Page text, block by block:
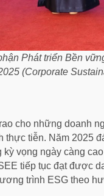
Phát triển Bền
(Corporate
cho những doanh
thực tiễn. Năm 2025
vọng ngày càng
tiếp tục đạt được
trình ESG theo